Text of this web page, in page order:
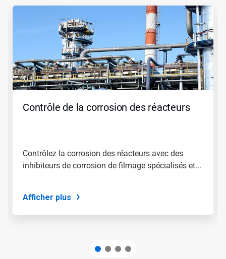
Ceci
boutons
Suivant
et
Précédent
naviguer
diapositive
points
navigation.
Contrôle de la corrosion des réacteurs
Contrôlez la corrosion des réacteurs avec des
inhibiteurs de corrosion de filmage spécialisés et...
Afficher plus